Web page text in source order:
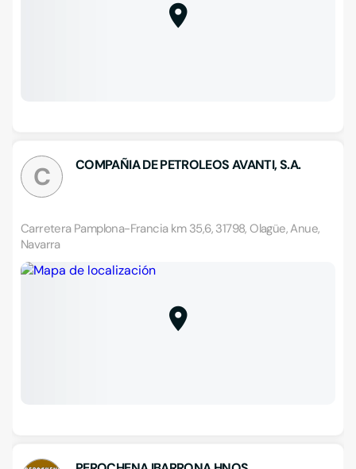
C COMPAÑIA DE PETROLEOS AVANTI, S.A.
Carretera Pamplona-Francia km 35,6, 31798, Olagüe, Anue,
Navarra